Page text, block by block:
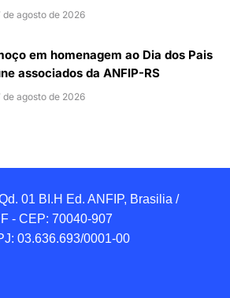
de agosto de 2026
em homenagem ao Dia dos Pais
associados da ANFIP-RS
de agosto de 2026
01 BI.H Ed. ANFIP, Brasilia /
- CEP: 70040-907
03.636.693/0001-00